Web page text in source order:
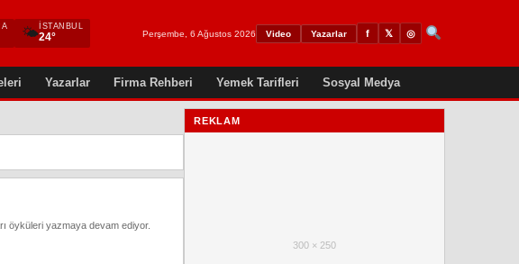
🌤 İSTANBUL
24° Perşembe, 6 Ağustos 2026 Video Yazarlar f 𝕏 ◎
Yazarlar Firma Rehberi Yemek Tarifleri Sosyal Medya
öyküleri yazmaya devam ediyor.
REKLAM
300 × 250